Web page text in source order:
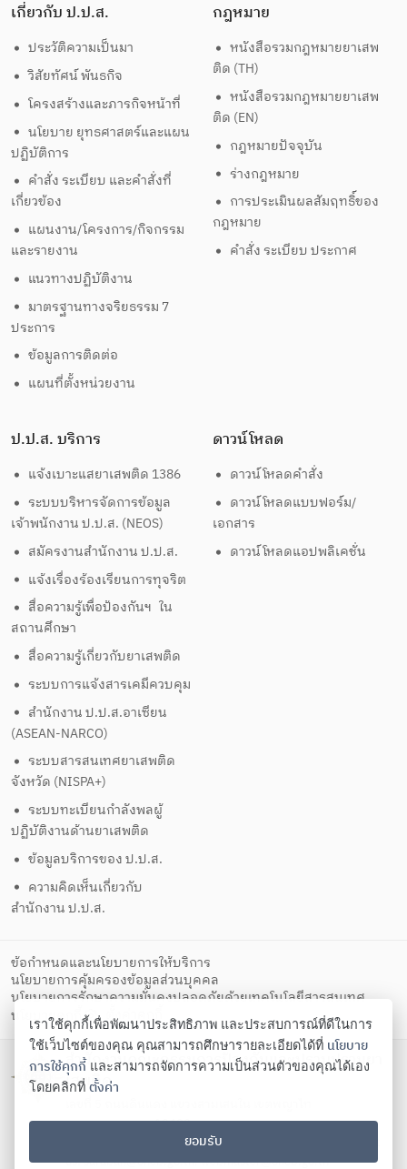
เกี่ยวกับ ป.ป.ส.
ประวัติความเป็นมา
วิสัยทัศน์ พันธกิจ
โครงสร้างและภารกิจหน้าที่
นโยบาย ยุทธศาสตร์และแผน
ปฏิบัติการ
คำสั่ง ระเบียบ และคำสั่งที่
เกี่ยวข้อง
แผนงาน/โครงการ/กิจกรรม
และรายงาน
แนวทางปฏิบัติงาน
มาตรฐานทางจริยธรรม 7
ประการ
ข้อมูลการติดต่อ
แผนที่ตั้งหน่วยงาน
กฎหมาย
หนังสือรวมกฎหมายยาเสพ
ติด (TH)
หนังสือรวมกฎหมายยาเสพ
ติด (EN)
กฎหมายปัจจุบัน
ร่างกฎหมาย
การประเมินผลสัมฤทธิ์ของ
กฎหมาย
คำสั่ง ระเบียบ ประกาศ
ป.ป.ส. บริการ
แจ้งเบาะแสยาเสพติด 1386
ระบบบริหารจัดการข้อมูล
เจ้าพนักงาน ป.ป.ส. (NEOS)
สมัครงานสำนักงาน ป.ป.ส.
แจ้งเรื่องร้องเรียนการทุจริต
สื่อความรู้เพื่อป้องกันฯ ใน
สถานศึกษา
สื่อความรู้เกี่ยวกับยาเสพติด
ระบบการแจ้งสารเคมีควบคุม
สำนักงาน ป.ป.ส.อาเซียน
(ASEAN-NARCO)
ระบบสารสนเทศยาเสพติด
จังหวัด (NISPA+)
ระบบทะเบียนกำลังพลผู้
ปฏิบัติงานด้านยาเสพติด
ข้อมูลบริการของ ป.ป.ส.
ความคิดเห็นเกี่ยวกับ
สำนักงาน ป.ป.ส.
ดาวน์โหลด
ดาวน์โหลดคำสั่ง
ดาวน์โหลดแบบฟอร์ม/
เอกสาร
ดาวน์โหลดแอปพลิเคชั่น
ข้อกำหนดและนโยบายการให้บริการ
นโยบายการคุ้มครองข้อมูลส่วนบุคคล
นโยบายการรักษาความมั่นคงปลอดภัยด้วยเทคโนโลยีสารสนเทศ
นโยบายคุกกี้
ตั้งค่าคุกกี้
สำนักงานคณะกรรมการป้องกันและปราบปรามยา
เสพติด
กรุงเทพมหานคร 10400
โทรศัพท์ 02-247-0901-19 โทรสาร 02-245-9350 Contact
us:saraban@oncb.go.th,webmaster@oncb.go.th
เราใช้คุกกี้เพื่อพัฒนาประสิทธิภาพ และประสบการณ์ที่ดีในการ
ใช้เว็บไซต์ของคุณ คุณสามารถศึกษารายละเอียดได้ที่ นโยบาย
การใช้คุกกี้และสามารถจัดการความเป็นส่วนตัวของคุณได้เอง
โดยคลิกที่ ตั้งค่า
ยอมรับ